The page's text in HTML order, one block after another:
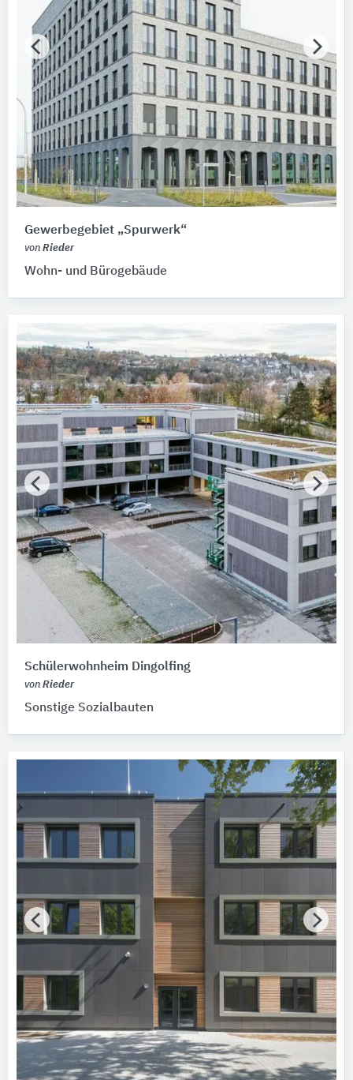
Gewerbegebiet „Spurwerk“
von Rieder
Wohn- und Bürogebäude
Schülerwohnheim Dingolfing
von Rieder
Sonstige Sozialbauten